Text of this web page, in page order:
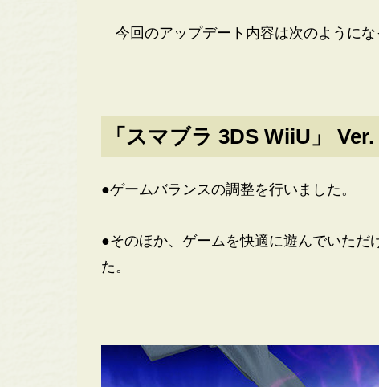
今回のアップデート内容は次のようにな
「スマブラ 3DS WiiU」
●ゲームバランスの調整を行いました。
●そのほか、ゲームを快適に遊んでいただ
た。